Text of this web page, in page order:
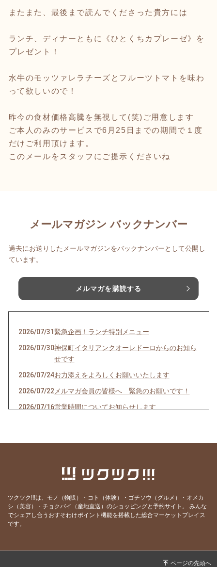
またまた、最後まで読んでくださった貴方には
ランチ、ディナーともに《ひとくちカプレーゼ》を
プレゼント！
水牛のモッツァレラチーズとフルーツトマトを味わ
って欲しいので！
昨今の食材価格高騰を無視して(笑)ご用意します
ご本人のみのサービスで6月25日までの期間で１度
だけご利用頂けます。
このメールをスタッフにご提示くださいね
メールマガジン バックナンバー
過去にお送りしたメールマガジンをバックナンバーとして公開し
ています。
メルマガを購読する
2026/07/31 緊急企画！ランチ特別メニュー
2026/07/30神保町イタリアンクオーレドーロからのお知ら
せです
2026/07/24お力添えをよろしくお願いいたします
2026/07/22メルマガ会員の皆様へ 緊急のお願いです！
2026/07/16営業時間についてお知らせします
急なお知らせですみません！
2026/06/19 モモのパスタの試作を作りました
2026/06/09 先週はほとんどランチ営業ができず・・・申し
骨付き肉とクラフトビールの店 神保町イタリ
ツクツク!!!は、モノ（物販）・コト（体験）・ゴチソウ（グルメ）・オメカ
シ（美容）・チョクバイ（産地直送）のショッピングと予約サイト。
みんな
でシェアし合うおすそわけポイント機能を搭載した総合マーケットプレイス
です。